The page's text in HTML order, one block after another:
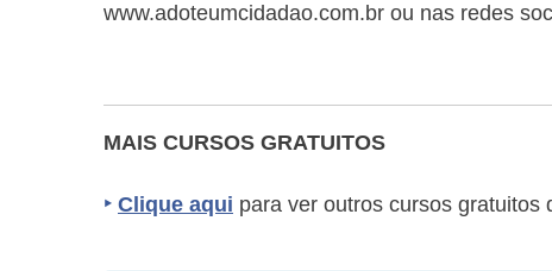
www.adoteumcidadao.com.br ou nas redes
MAIS CURSOS GRATUITOS
‣ Clique aqui para ver outros cursos gratuitos